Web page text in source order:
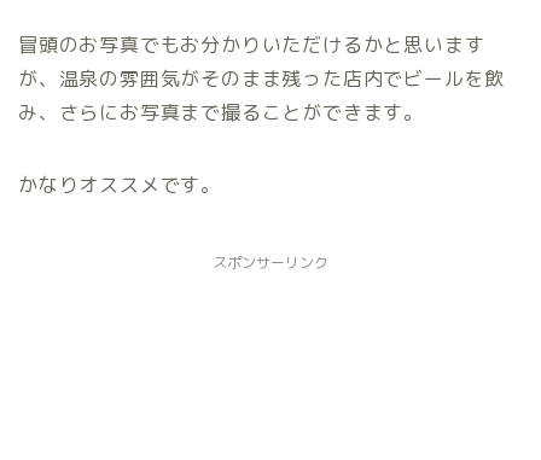
冒頭のお写真でもお分かりいただけるかと思います
が、温泉の雰囲気がそのまま残った店内でビールを飲
み、さらにお写真まで撮ることができます。
かなりオススメです。
スポンサーリンク